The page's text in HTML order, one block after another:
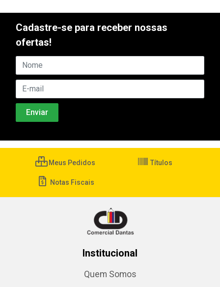
Cadastre-se para receber nossas
ofertas!
Meus Pedidos Títulos
Notas Fiscais
Institucional
Quem Somos